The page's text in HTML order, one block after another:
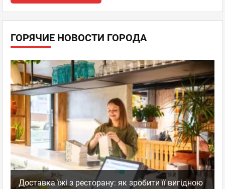
ГОРЯЧИЕ НОВОСТИ ГОРОДА
Доставка їжі з ресторану: як зробити її вигідною